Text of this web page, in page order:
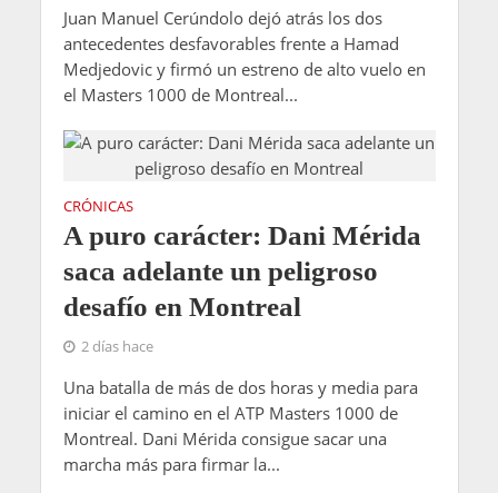
Juan Manuel Cerúndolo dejó atrás los dos
antecedentes desfavorables frente a Hamad
Medjedovic y firmó un estreno de alto vuelo en
el Masters 1000 de Montreal...
CRÓNICAS
A puro carácter: Dani Mérida
saca adelante un peligroso
desafío en Montreal
2 días hace
Una batalla de más de dos horas y media para
iniciar el camino en el ATP Masters 1000 de
Montreal. Dani Mérida consigue sacar una
marcha más para firmar la...